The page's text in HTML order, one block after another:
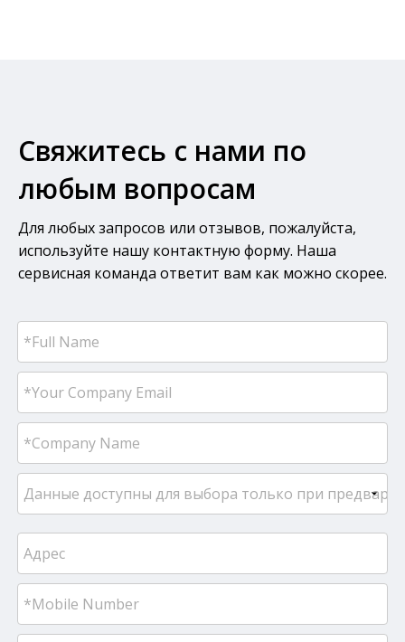
Свяжитесь с нами по
любым вопросам
Для любых запросов или отзывов, пожалуйста,
используйте нашу контактную форму. Наша
сервисная команда ответит вам как можно скорее.